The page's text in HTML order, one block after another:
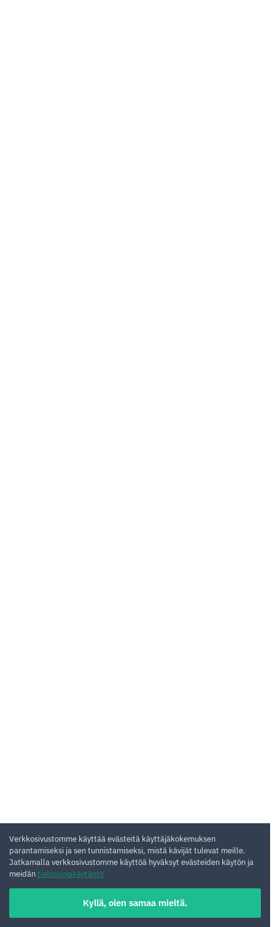
Verkkosivustomme käyttää evästeitä käyttäjäkokemuksen
parantamiseksi ja sen tunnistamiseksi, mistä kävijät tulevat meille.
Jatkamalla verkkosivustomme käyttöä hyväksyt evästeiden käytön ja
meidäntietosuojakäytäntö
Kyllä, olen samaa mieltä.